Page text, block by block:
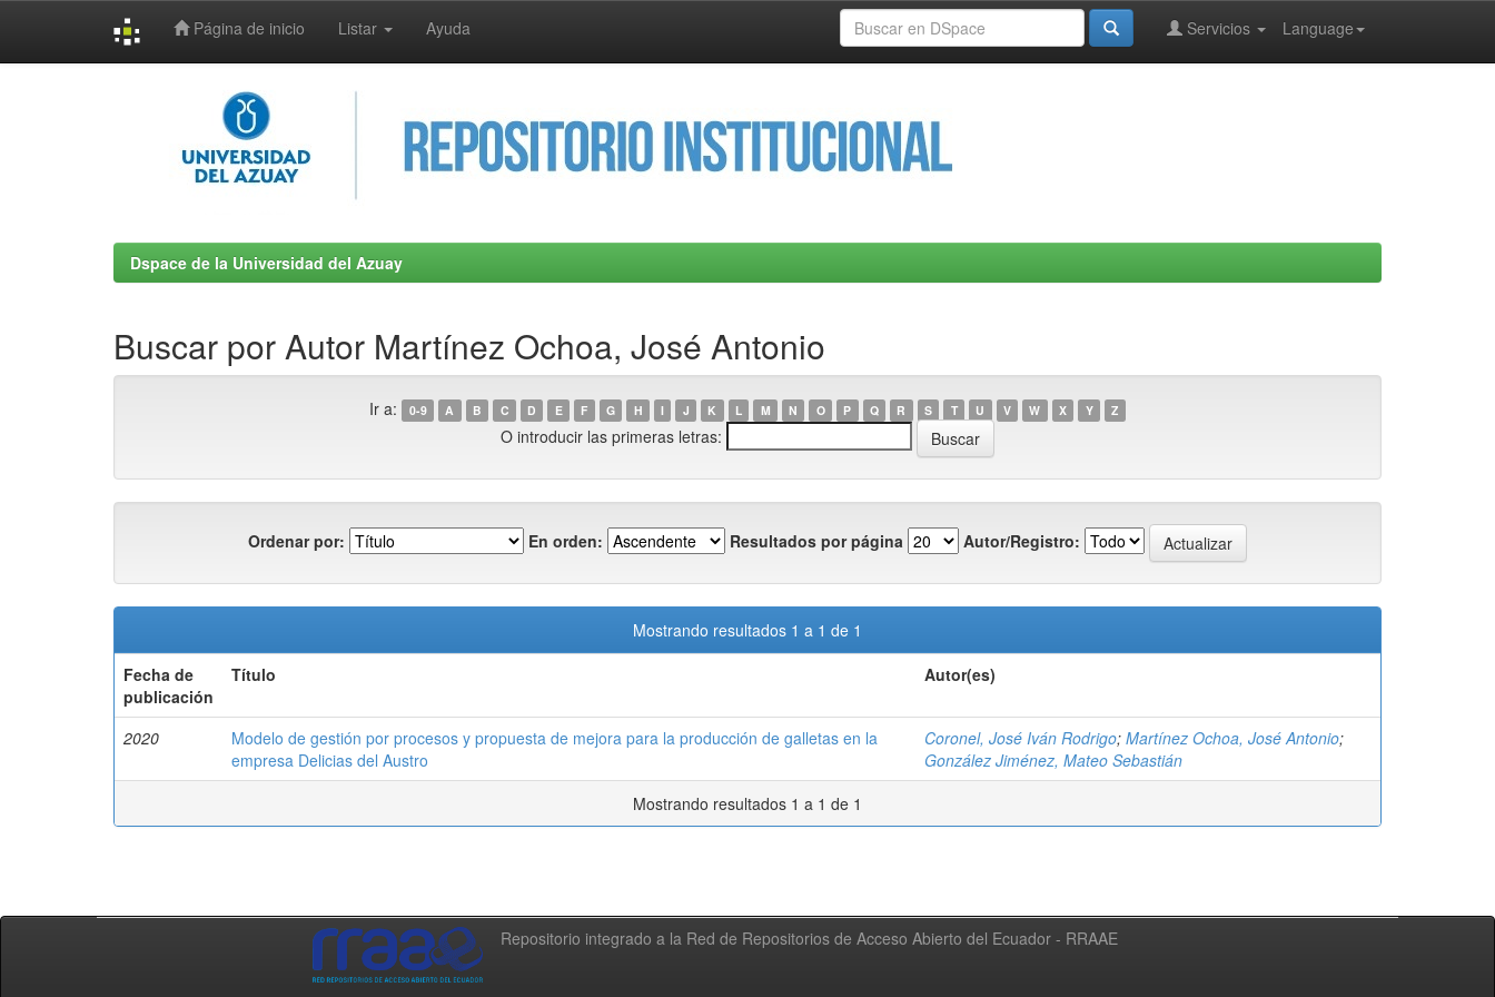
Página de inicio Listar Ayuda Language
Servicios
Dspace de la Universidad del Azuay
Buscar por Autor Martínez Ochoa, José Antonio
Ir a: 0-9 A B C D E F G H I J K L M N O P Q R S T U V W X Y Z
O introducir las primeras letras:
Ordenar por: En orden: Resultados por página Autor/Registro:
Mostrando resultados 1 a 1 de 1
Fecha de
publicación
Título Autor(es)
2020
Modelo de gestión por procesos y propuesta de mejora para la producción de galletas en la
empresa Delicias del Austro
Coronel, José Iván Rodrigo; Martínez Ochoa, José Antonio;
González Jiménez, Mateo Sebastián
Mostrando resultados 1 a 1 de 1
Repositorio integrado a la Red de Repositorios de Acceso Abierto del Ecuador - RRAAE